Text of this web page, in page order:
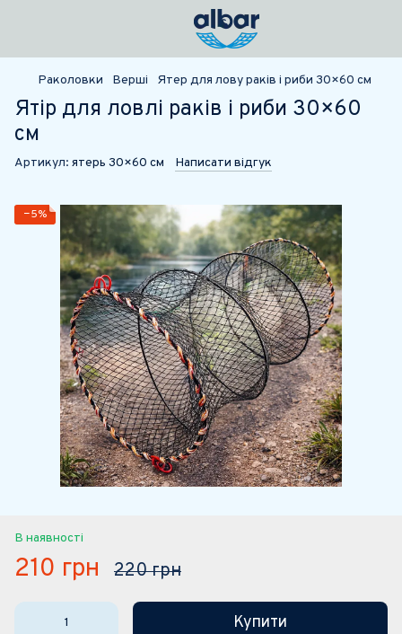
Раколовки Верші Ятер для лову раків і риби 30×60 см
Ятір для ловлі раків і риби 30×60
см
Артикул: ятерь 30×60 см Написати відгук
−5%
В наявності
210 грн 220 грн
Купити